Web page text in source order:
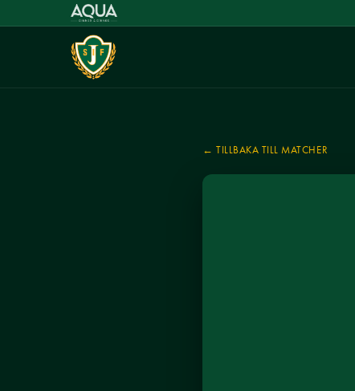
← TILLBAKA TILL MATCHER